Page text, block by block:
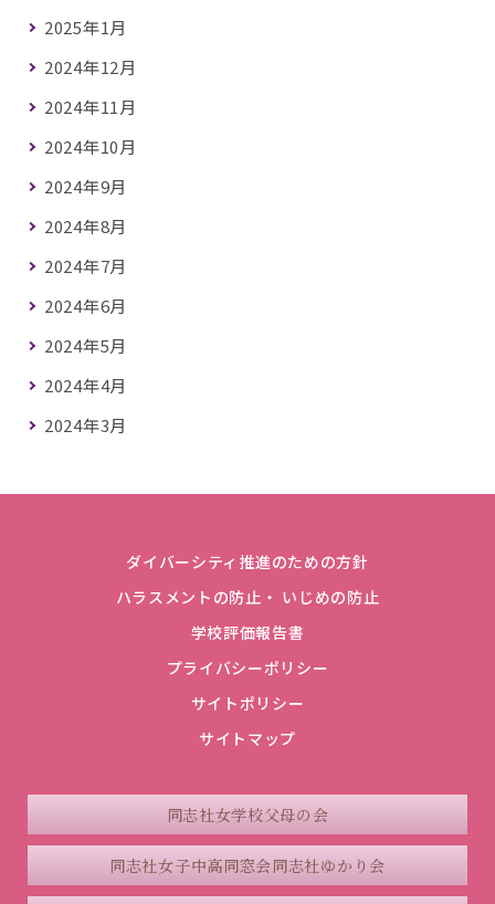
2025年1月
2024年12月
2024年11月
2024年10月
2024年9月
2024年8月
2024年7月
2024年6月
2024年5月
2024年4月
2024年3月
ダイバーシティ推進のための方針
ハラスメントの防止・ いじめの防止
学校評価報告書
プライバシーポリシー
サイトポリシー
サイトマップ
同志社女学校父母の会
同志社女子中高同窓会同志社ゆかり会